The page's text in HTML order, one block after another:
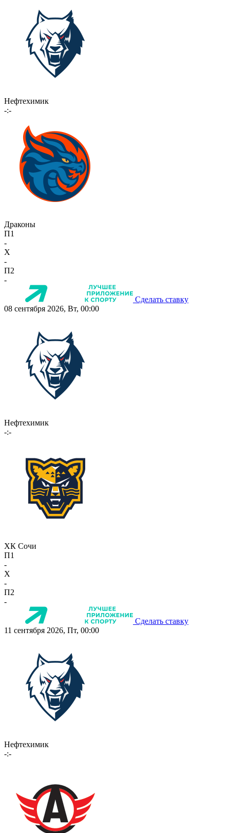
Нефтехимик
-:-
Драконы
П1
-
X
-
П2
-
Сделать ставку
08 сентября 2026, Вт, 00:00
Нефтехимик
-:-
ХК Сочи
П1
-
X
-
П2
-
Сделать ставку
11 сентября 2026, Пт, 00:00
Нефтехимик
-:-